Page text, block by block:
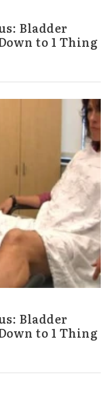
Bladder
to 1 Thing
Bladder
to 1 Thing